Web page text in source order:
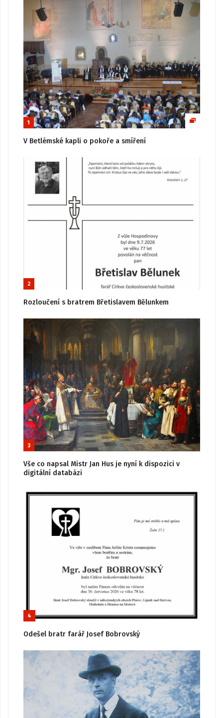
1
V Betlémské kapli o pokoře a smíření
2
Rozloučení s bratrem Břetislavem Bělunkem
3
Vše co napsal Mistr Jan Hus je nyní k dispozici v
digitální databázi
4
Odešel bratr farář Josef Bobrovský